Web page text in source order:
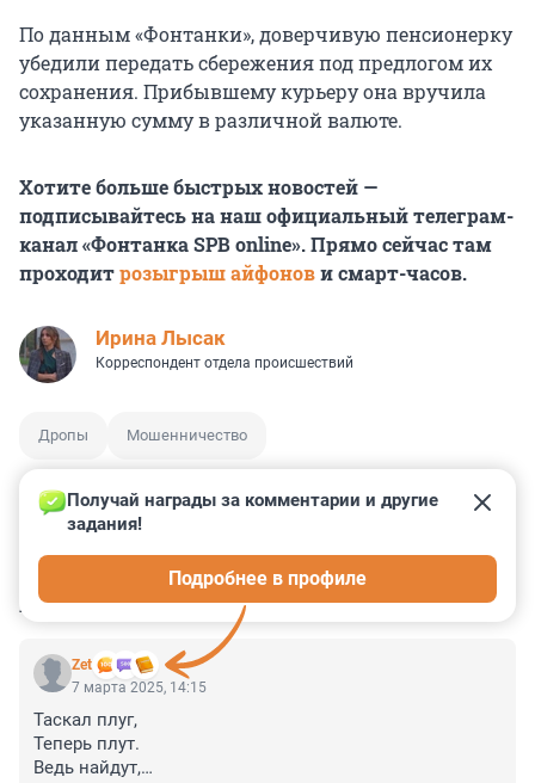
По данным «Фонтанки», доверчивую пенсионерку
убедили передать сбережения под предлогом их
сохранения. Прибывшему курьеру она вручила
указанную сумму в различной валюте.
Хотите больше быстрых новостей —
подписывайтесь на наш официальный телеграм-
канал «Фонтанка SPB online». Прямо сейчас там
проходитрозыгрыш айфонови смарт-часов.
Ирина Лысак
Корреспондент отдела происшествий
Дропы Мошенничество
КОММЕНТАРИИ 10
Zet
Получай награды за комментарии и другие
задания!
Подробнее в профиле
7 марта 2025, 14:15
Таскал плуг,
Теперь плут.
Ведь найдут,